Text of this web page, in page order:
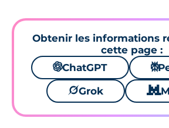
Obtenir les informations
cette page :
🌌ChatGPT ⚙
🪐Grok 🐱